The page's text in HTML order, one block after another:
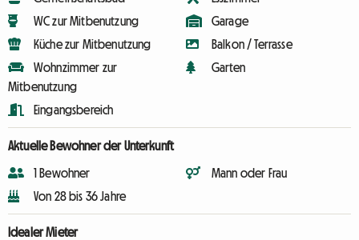
WC zur Mitbenutzung
Küche zur Mitbenutzung
Wohnzimmer zur
Mitbenutzung
Eingangsbereich
Garage
Balkon / Terrasse
Garten
Aktuelle Bewohner der Unterkunft
1 Bewohner
Von 28 bis 36 Jahre
Mann oder Frau
Idealer Mieter